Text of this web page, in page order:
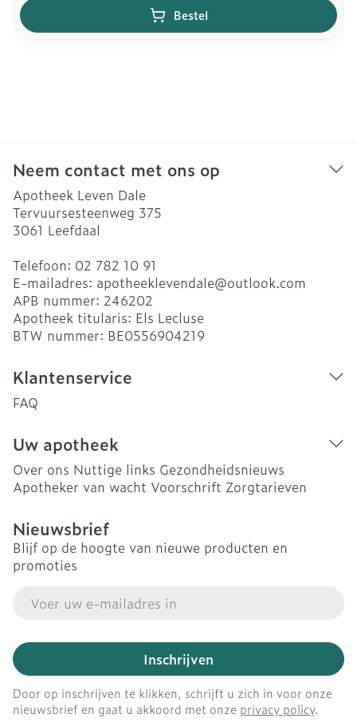
Bestel
Neem contact met ons op
Apotheek Leven Dale
Tervuursesteenweg 375
3061 Leefdaal
Telefoon: 02 782 10 91
E-mailadres: apotheeklevendale@outlook.com
APB nummer: 246202
Apotheek titularis: Els Lecluse
BTW nummer: BE0556904219
Klantenservice
FAQ
Uw apotheek
Over ons Nuttige links Gezondheidsnieuws
Apotheker van wacht Voorschrift Zorgtarieven
Nieuwsbrief
Blijf op de hoogte van nieuwe producten en
promoties
Inschrijven
Door op inschrijven te klikken, schrijft u zich in voor onze
nieuwsbrief en gaat u akkoord met onze privacy policy.